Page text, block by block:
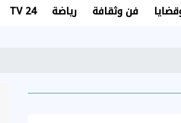
فن وثقافة رياضة TV 24